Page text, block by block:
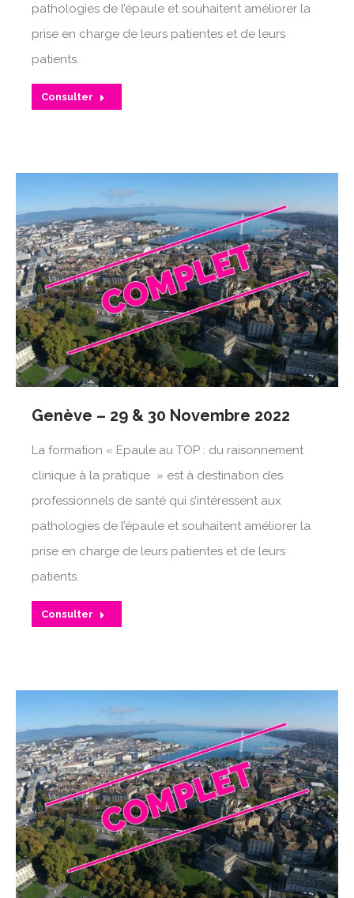
pathologies de l’épaule et souhaitent améliorer la
prise en charge de leurs patientes et de leurs
patients.
Consulter
Genève – 29 & 30 Novembre 2022
La formation « Epaule au TOP : du raisonnement
clinique à la pratique » est à destination des
professionnels de santé qui s’intéressent aux
pathologies de l’épaule et souhaitent améliorer la
prise en charge de leurs patientes et de leurs
patients.
Consulter